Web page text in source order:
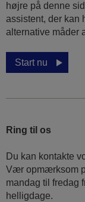
højre på denne
assistent, der kan
alternative måder
Start nu
Ring til os
Du kan kontakte
Vær opmærksom
mandag til fredag
helligdage.